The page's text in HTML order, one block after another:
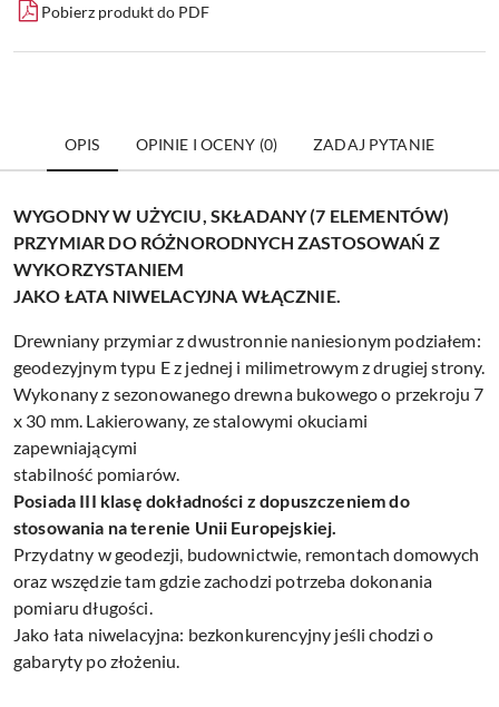
Pobierz produkt do PDF
OPIS OPINIE I OCENY (0) ZADAJ PYTANIE
WYGODNY W UŻYCIU, SKŁADANY (7 ELEMENTÓW)
PRZYMIAR DO RÓŻNORODNYCH ZASTOSOWAŃ Z
WYKORZYSTANIEM
JAKO ŁATA NIWELACYJNA WŁĄCZNIE.
Drewniany przymiar z dwustronnie naniesionym podziałem:
geodezyjnym typu E z jednej i milimetrowym z drugiej strony.
Wykonany z sezonowanego drewna bukowego o przekroju 7
x 30 mm. Lakierowany, ze stalowymi okuciami
zapewniającymi
stabilność pomiarów.
Posiada III klasę dokładności z dopuszczeniem do
stosowania na terenie Unii Europejskiej.
Przydatny w geodezji, budownictwie, remontach domowych
oraz wszędzie tam gdzie zachodzi potrzeba dokonania
pomiaru długości.
Jako łata niwelacyjna: bezkonkurencyjny jeśli chodzi o
gabaryty po złożeniu.